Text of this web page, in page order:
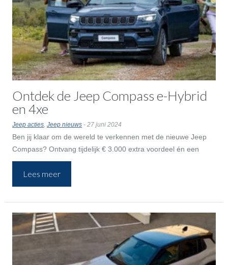
Ontdek de Jeep Compass e-Hybrid
en 4xe
Jeep acties, Jeep nieuws- 27 juni 2024
Ben jij klaar om de wereld te verkennen met de nieuwe Jeep
Compass? Ontvang tijdelijk € 3.000 extra voordeel én een
accessoirecheque t.w.v. € 1.000 cadeau als je kiest voor een
Compass 4xe uit voorraad.
Lees meer